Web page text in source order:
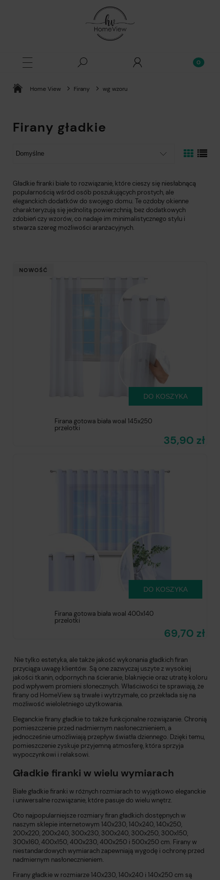
Home View Firany wg wzoru
Firany gładkie
Gładkie firanki białe to rozwiązanie, które cieszy się niesłabnącą
popularnością wśród osób poszukujących prostych, ale
eleganckich dodatków do swojego domu. Te ozdoby okienne
charakteryzują się jednolitą powierzchnią, bez dodatkowych
zdobień czy wzorów, co nadaje im minimalistycznego stylu i
stwarza szereg możliwości aranżacyjnych.
Firana gotowa biała woal 145x250
przelotki
35,90 zł
DO KOSZYKA
NOWOŚĆ
Firana gotowa biała woal 400x140
przelotki
69,70 zł
DO KOSZYKA
Nie tylko estetyka, ale także jakość wykonania gładkich firan
przyciąga uwagę klientów. Są one zazwyczaj uszyte z wysokiej
jakości tkanin, odpornych na ścieranie, blaknięcie oraz utratę koloru
pod wpływem promieni słonecznych. Właściwości te sprawiają, że
firany od HomeView są trwałe i wytrzymałe, co przekłada się na
możliwość wieloletniego użytkowania.
Eleganckie firany gładkie to także funkcjonalne rozwiązanie. Chronią
pomieszczenie przed nadmiernym nasłonecznieniem, a
jednocześnie umożliwiają przepływ światła dziennego. Dzięki temu,
pomieszczenie zyskuje przyjemną atmosferę, która sprzyja
wypoczynkowi i relaksowi.
Gładkie firanki w wielu wymiarach
Białe gładkie firanki w różnych rozmiarach to wyjątkowo eleganckie
i uniwersalne rozwiązanie, które pasuje do wielu wnętrz.
Oto najpopularniejsze rozmiary firan gładkich dostępnych w
naszym sklepie internetowym 140x230, 140x240, 140x250,
200x220, 200x240, 300x230, 300x240, 300x250, 300x150,
300x160, 400x150, 400x230, 400x250 i 500x250 cm. Firany w
niestandardowych wymiarach zapewniają wygodę i ochronę przed
nadmiernym nasłonecznieniem.
Firany gładkie w rozmiarze 140x230, 140x240 i 140x250 cm są